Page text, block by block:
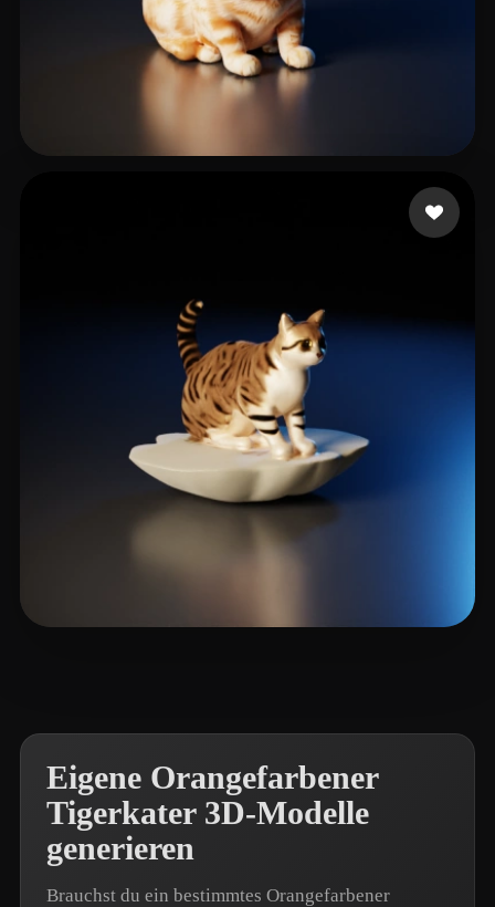
Eigene Orangefarbener
Tigerkater 3D-Modelle
generieren
Brauchst du ein bestimmtes Orangefarbener